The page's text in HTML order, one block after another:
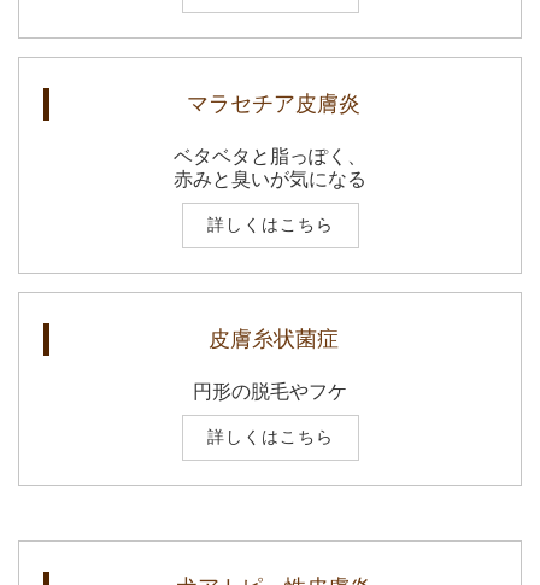
マラセチア皮膚炎
ベタベタと脂っぽく、
赤みと臭いが気になる
詳しくはこちら
皮膚糸状菌症
円形の脱毛やフケ
詳しくはこちら